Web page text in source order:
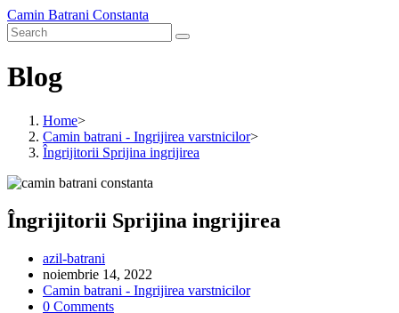
Skip
to
content
Camin Batrani Constanta
Blog
Home>
Camin batrani - Ingrijirea varstnicilor>
Îngrijitorii Sprijina ingrijirea
Îngrijitorii Sprijina ingrijirea
Post
author:
azil-batrani
Post
published:
noiembrie 14, 2022
Post
category:
Camin batrani - Ingrijirea varstnicilor
Post
0 Comments